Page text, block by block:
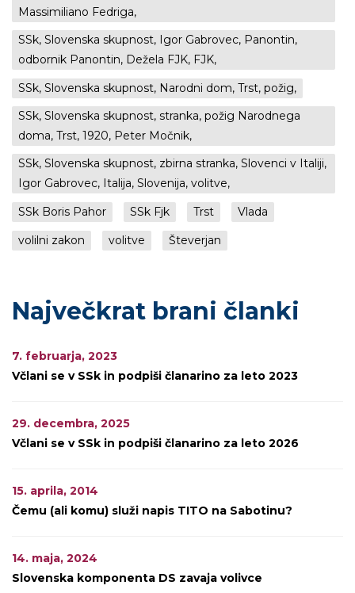
Massimiliano Fedriga,
SSk, Slovenska skupnost, Igor Gabrovec, Panontin,
odbornik Panontin, Dežela FJK, FJK,
SSk, Slovenska skupnost, Narodni dom, Trst, požig,
SSk, Slovenska skupnost, stranka, požig Narodnega
doma, Trst, 1920, Peter Močnik,
SSk, Slovenska skupnost, zbirna stranka, Slovenci v Italiji,
Igor Gabrovec, Italija, Slovenija, volitve,
SSk Boris Pahor
SSk Fjk Trst
Vlada
volilni zakon
volitve Števerjan
Največkrat brani članki
7. februarja, 2023
Včlani se v SSk in podpiši članarino za leto 2023
29. decembra, 2025
Včlani se v SSk in podpiši članarino za leto 2026
15. aprila, 2014
Čemu (ali komu) služi napis TITO na Sabotinu?
14. maja, 2024
Slovenska komponenta DS zavaja volivce